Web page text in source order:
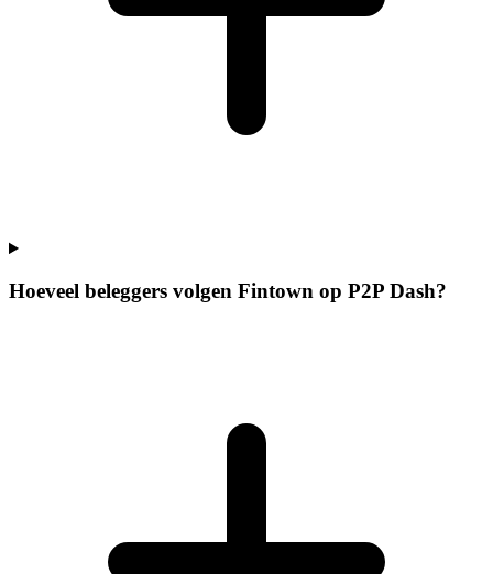
Hoeveel beleggers volgen Fintown op P2P Dash?